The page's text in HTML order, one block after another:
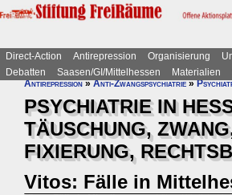
Direct-Action Antirepression Organisierung
Debatten
Saasen/GI/Mittelhessen Materialien
Antirepression»Anti-Zwangspsychiatrie»
PSYCHIATRIE IN
TÄUSCHUNG,
FIXIERUNG,
Vitos: Fälle in